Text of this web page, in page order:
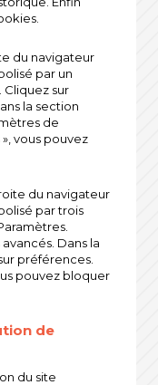
du navigateur
par un
sur
la section
de
vous pouvez
du navigateur
par trois
Dans la
préférences.
pouvez bloquer
de
du site